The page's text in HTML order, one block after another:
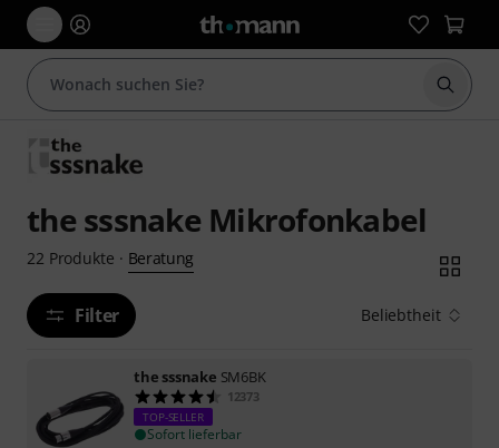
Suche
the sssnake Mikrofonkabel
22 Produkte · Beratung
Filter Beliebtheit
the sssnake SM6BK
12373
TOP-SELLER
Sofort lieferbar